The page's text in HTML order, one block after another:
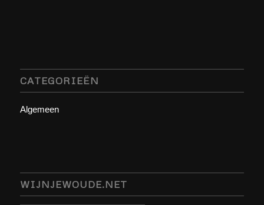
CATEGORIEËN
Algemeen
WIJNJEWOUDE.NET